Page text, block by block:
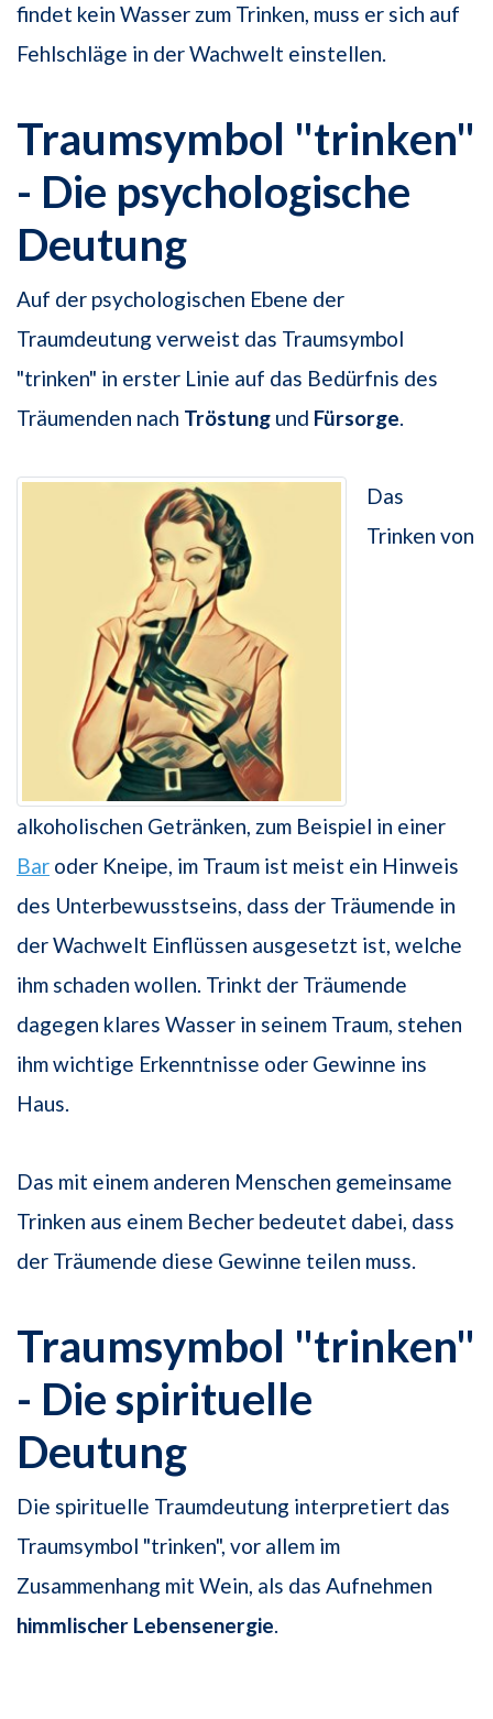
findet kein Wasser zum Trinken, muss er sich auf
Fehlschläge in der Wachwelt einstellen.
Traumsymbol "trinken"
- Die psychologische
Deutung
Auf der psychologischen Ebene der
Traumdeutung verweist das Traumsymbol
"trinken" in erster Linie auf das Bedürfnis des
Träumenden nach Tröstung und Fürsorge.
Das
Trinken von
alkoholischen Getränken, zum Beispiel in einer
Bar oder Kneipe, im Traum ist meist ein Hinweis
des Unterbewusstseins, dass der Träumende in
der Wachwelt Einflüssen ausgesetzt ist, welche
ihm schaden wollen. Trinkt der Träumende
dagegen klares Wasser in seinem Traum, stehen
ihm wichtige Erkenntnisse oder Gewinne ins
Haus.
Das mit einem anderen Menschen gemeinsame
Trinken aus einem Becher bedeutet dabei, dass
der Träumende diese Gewinne teilen muss.
Traumsymbol "trinken"
- Die spirituelle
Deutung
Die spirituelle Traumdeutung interpretiert das
Traumsymbol "trinken", vor allem im
Zusammenhang mit Wein, als das Aufnehmen
himmlischer Lebensenergie.